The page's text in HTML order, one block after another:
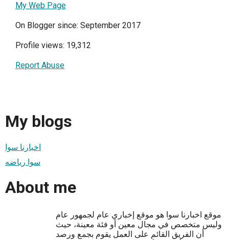
My Web Page
On Blogger since: September 2017
Profile views: 19,312
Report Abuse
My blogs
اخبارنا سوا
سوا رياضه
About me
موقع اخبارنا سوا هو موقع إخباري عام لجمهور عام
وليس متخصص في مجال معين أو فئة معينة، حيث
أن الفريق القائم على العمل يقوم بجمع ورصد